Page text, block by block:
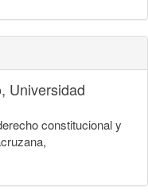
Universidad
constitucional y